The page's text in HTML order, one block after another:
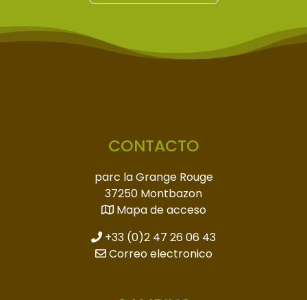
CONTACTO
parc la Grange Rouge
37250 Montbazon
Mapa de acceso
+33 (0)2 47 26 06 43
Correo electronico